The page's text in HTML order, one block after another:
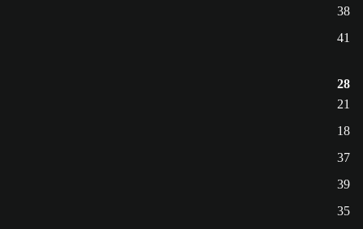
38
41
28
21
18
37
39
35